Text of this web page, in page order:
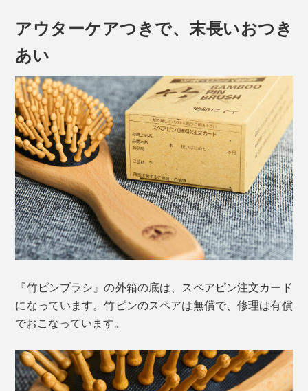
ションとなっています。
頭皮を痛めることがありますが、『竹ピンブラシ』なら
大丈夫。老若男女、誰が使っても、自然と心地いい力加
減。
使いやすい道具は、頭皮マッサージの習慣化を後押しし
てくれるはずです。
※東京都立産業技術研究所 試験結果より
頭皮に触れると痛いニキビやできものがある場合は、そ
の部分を避けてくださいね。
頭皮を細かく揺らす
ブラシを頭皮に対し直角に当て、少し圧をかけながら細
アウターケアつきで、末長いおつき
あい
『竹ピンブラシ』の外箱の底は、スペアピン注文カード
になっています。竹ピンのスペアは無償で、修理は有償
でおこなっています。